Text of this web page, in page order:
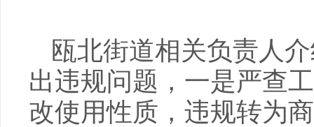
瓯北街道相关负责人
出违规问题，一是严查
改使用性质，违规转为